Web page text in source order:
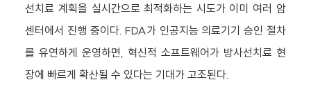
선치료 계획을 실시간으로 최적화하는 시도가 이미 여러 암
센터에서 진행 중이다. FDA가 인공지능 의료기기 승인 절차
를 유연하게 운영하면, 혁신적 소프트웨어가 방사선치료 현
장에 빠르게 확산될 수 있다는 기대가 고조된다.